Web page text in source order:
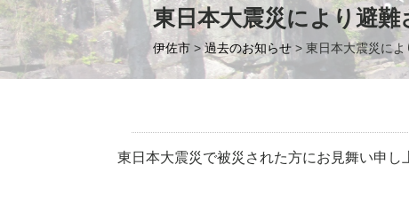
東日本大震災により避
伊佐市 >過去のお知らせ > 東日本大震災に
東日本大震災で被災された方にお見舞い申し